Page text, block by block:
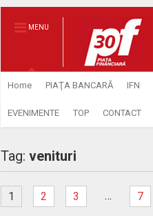
MENU
Home PIAŢA BANCARĂ IFN
EVENIMENTE TOP CONTACT
Tag: venituri
1 2 3 … 7